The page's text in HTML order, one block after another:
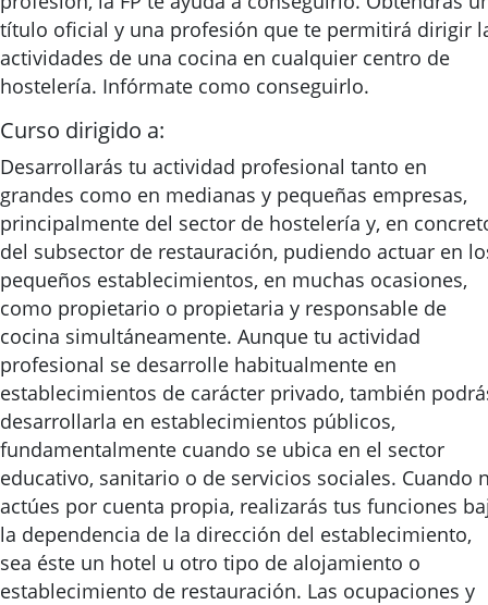
título oficial y una profesión que te permitirá dirigir
actividades de una cocina en cualquier centro de
hostelería. Infórmate como conseguirlo.
Curso dirigido a:
Desarrollarás tu actividad profesional tanto en
grandes como en medianas y pequeñas empresas,
principalmente del sector de hostelería y, en
del subsector de restauración, pudiendo actuar en
pequeños establecimientos, en muchas ocasiones,
como propietario o propietaria y responsable de
cocina simultáneamente. Aunque tu actividad
profesional se desarrolle habitualmente en
establecimientos de carácter privado, también
desarrollarla en establecimientos públicos,
fundamentalmente cuando se ubica en el sector
educativo, sanitario o de servicios sociales. Cuando
actúes por cuenta propia, realizarás tus funciones
la dependencia de la dirección del establecimiento,
sea éste un hotel u otro tipo de alojamiento o
establecimiento de restauración. Las ocupaciones y